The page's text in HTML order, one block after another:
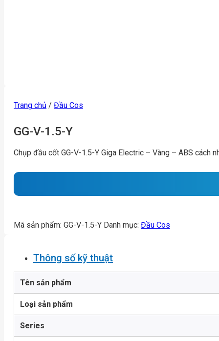
Trang chủ / Đầu Cos
GG-V-1.5-Y
Chụp đầu cốt GG-V-1.5-Y Giga Electric – Vàng – ABS cách
Mã sản phẩm: GG-V-1.5-Y Danh mục: Đầu Cos
Thông số kỹ thuật
Tên sản phẩm
Loại sản phẩm
Series